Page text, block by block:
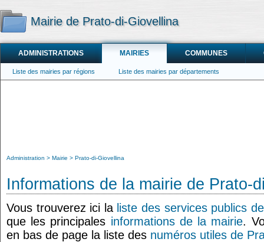
Mairie de Prato-di-Giovellina
ADMINISTRATIONS MAIRIES COMMUNES
Liste des mairies par régions Liste des mairies par départements
Administration Mairie Prato-di-Giovellina
Informations de la mairie de Prato-
Vous trouverez ici la liste des services publics
que les principales informations de la mairie.
en bas de page la liste des numéros utiles de